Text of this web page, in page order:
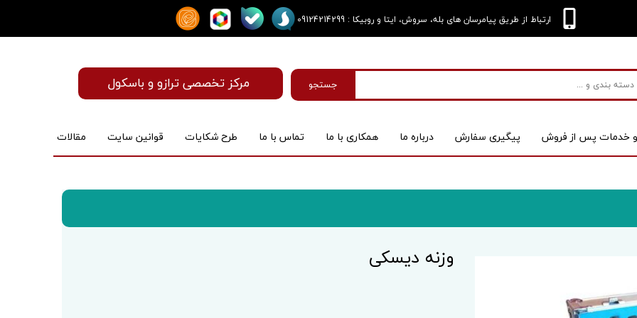
ارتباط از طریق پیامرسان های بله، سروش، ایتا و روبیکا : 09124214299
جستجو مرکز تخصصی ترازو و باسکول
کیس
و خدمات پس از فروش پیگیری سفارش درباره‌ ما همکاری با ما تماس با ما طرح شکایات قوانین سایت مقالات
وزنه دیسکی